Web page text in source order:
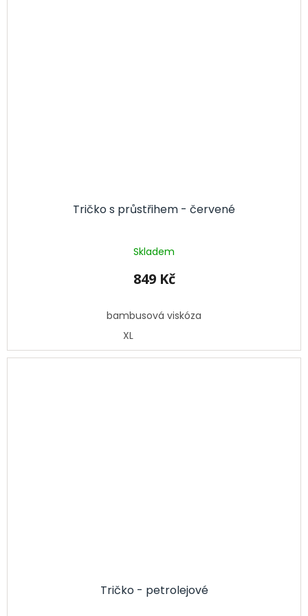
Tričko s průstřihem - červené
Skladem
849 Kč
bambusová viskóza
XL
Tričko - petrolejové